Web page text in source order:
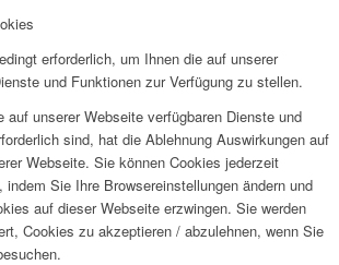
erforderlich, um Ihnen die auf unserer
und Funktionen zur Verfügung zu stellen.
auf unserer Webseite verfügbaren Dienste und
sind, hat die Ablehnung Auswirkungen auf
Webseite. Sie können Cookies jederzeit
Sie Ihre Browsereinstellungen ändern und
auf dieser Webseite erzwingen. Sie werden
Cookies zu akzeptieren / abzulehnen, wenn Sie